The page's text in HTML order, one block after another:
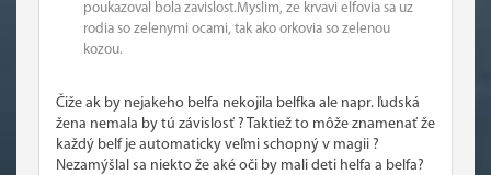
poukazoval bola zavislost.Myslim, ze krvavi elfovia sa uz
rodia so zelenymi ocami, tak ako orkovia so zelenou
kozou.
Čiže ak by nejakeho belfa nekojila belfka ale napr. ľudská
žena nemala by tú závislosť ? Taktiež to môže znamenať že
každý belf je automaticky veľmi schopný v magii ?
Nezamýšlal sa niekto že aké oči by mali deti helfa a belfa?